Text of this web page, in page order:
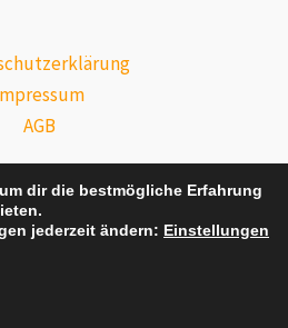
AGB
Bleckmar | Präsentiert von
dir die bestmögliche Erfahrung
jederzeit ändern: Einstellungen